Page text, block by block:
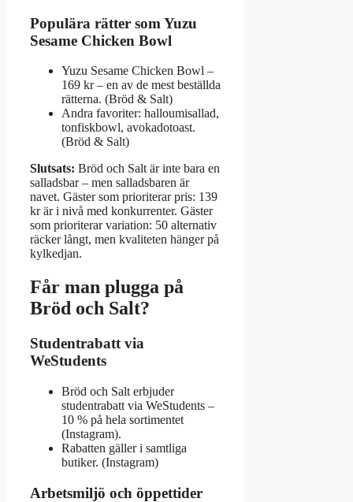
Populära rätter som Yuzu
Sesame Chicken Bowl
Yuzu Sesame Chicken Bowl –
169 kr – en av de mest beställda
rätterna. (Bröd & Salt)
Andra favoriter: halloumisallad,
tonfiskbowl, avokadotoast.
(Bröd & Salt)
Slutsats: Bröd och Salt är inte bara en
salladsbar – men salladsbaren är
navet. Gäster som prioriterar pris: 139
kr är i nivå med konkurrenter. Gäster
som prioriterar variation: 50 alternativ
räcker långt, men kvaliteten hänger på
kylkedjan.
Får man plugga på
Bröd och Salt?
Studentrabatt via
WeStudents
Bröd och Salt erbjuder
studentrabatt via WeStudents –
10 % på hela sortimentet
(Instagram).
Rabatten gäller i samtliga
butiker. (Instagram)
Arbetsmiljö och öppettider